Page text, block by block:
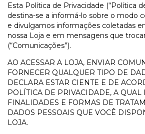
Esta Política de Privacidade (“Política
destina-se a informá-lo sobre o modo
e divulgamos informações coletadas
nossa Loja e em mensagens que
(“Comunicações”).
AO ACESSAR A LOJA, ENVIAR
FORNECER QUALQUER TIPO DE
DECLARA ESTAR CIENTE E DE
POLÍTICA DE PRIVACIDADE, A QUAL
FINALIDADES E FORMAS DE
DADOS PESSOAIS QUE VOCÊ
LOJA.